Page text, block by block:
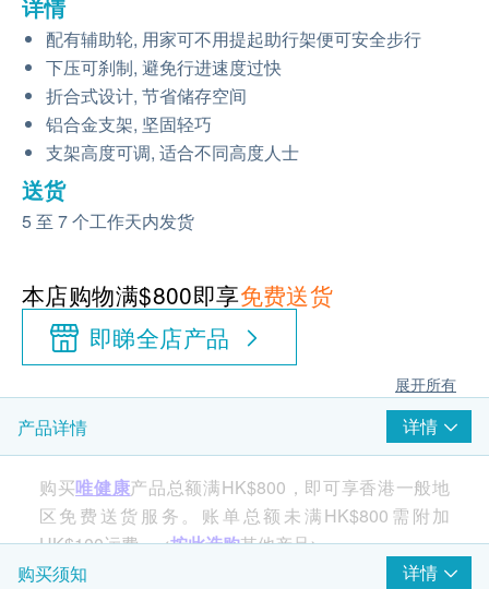
详情
配有辅助轮, 用家可不用提起助行架便可安全步行
下压可刹制, 避免行进速度过快
折合式设计, 节省储存空间
铝合金支架, 坚固轻巧
支架高度可调, 适合不同高度人士
送货
5 至 7 个工作天内发货
本店购物满$800即享免费送货
即睇全店产品
展开所有
产品详情 详情
购买唯健康产品总额满HK$800，即可享香港一般地
区免费送货服务。账单总额未满HK$800需附加
HK$100运费。 <按此选购其他产品>
购买须知 详情